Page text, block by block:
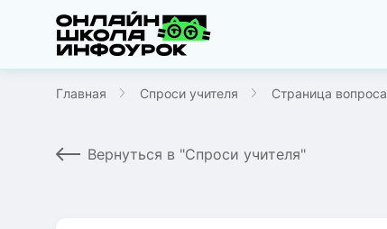
Главная Спроси учителя Страница вопроса
Вернуться в "Спроси учителя"